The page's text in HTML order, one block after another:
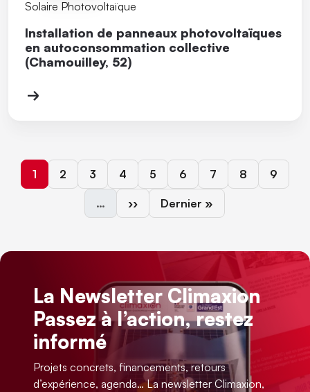
Solaire Photovoltaïque
Installation de panneaux photovoltaïques
en autoconsommation collective
(Chamouilley, 52)
Page courante
1 Page
2 Page
3 Page
4 Page
5 Page
6 Page
7 Page
8 Page
9
… Page suivante
›› Dernière page
Dernier »
La Newsletter Climaxion
Passez à l’action, restez
informé
Projets concrets, financements, retours
d’expérience, agenda… La newsletter Climaxion,